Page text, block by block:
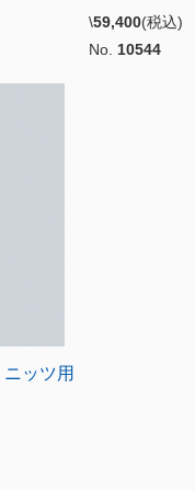
\59,400(税込)
No. 10544
ッツ用